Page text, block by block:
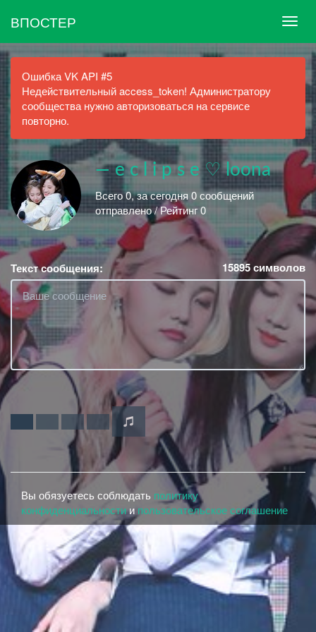
ВПОСТЕР
Ошибка VK API #5
Недействительный access_token! Администратору
сообщества нужно авторизоваться на сервисе
повторно.
— e c l i p s e ♡ loona
Всего 0, за сегодня 0 сообщений
отправлено / Рейтинг 0
Текст сообщения: 15895символов
Вы обязуетесь соблюдать политику
конфиденциальностии пользовательское соглашение